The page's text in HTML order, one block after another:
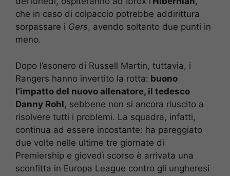
che in caso di colpaccio potrebbe addirittura
sorpassare i Gers, avendo soltanto due punti in
meno.
Dopo l’esonero di Russell Martin, tuttavia, i
Rangers hanno invertito la rotta: buono
l’impatto del nuovo allenatore, il tedesco
Danny Rohl, sebbene non si ancora riuscito a
risolvere tutti i problemi. La squadra, infatti,
continua ad essere incostante: ha pareggiato
due volte nelle ultime tre giornate di
Premiership e giovedì scorso è arrivata una
sconfitta in Europa League contro gli ungheresi